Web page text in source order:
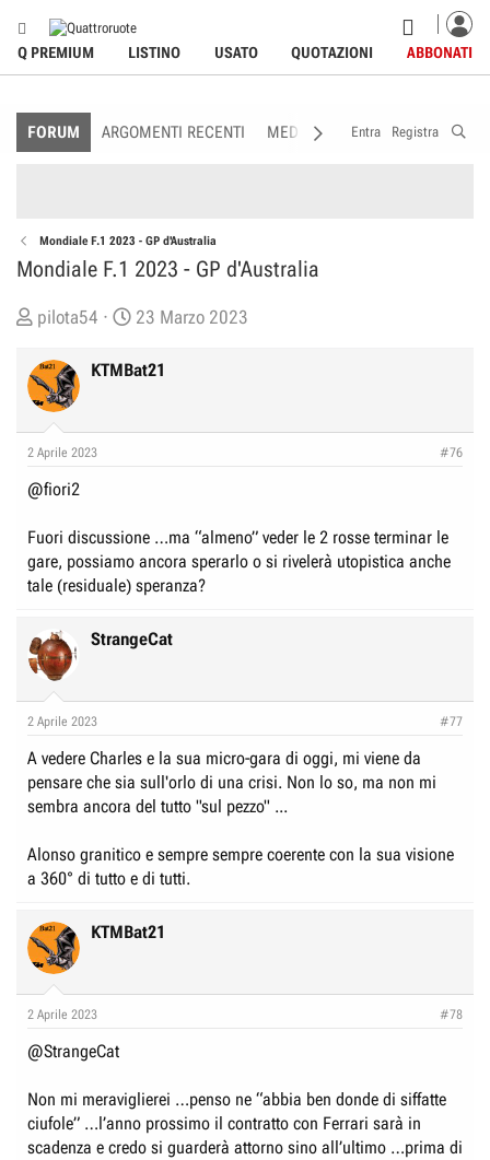
Q PREMIUM LISTINO USATO QUOTAZIONI ABBONATI
FORUM ARGOMENTI RECENTI MEDIA MEMBRI
Entra Registra
Mondiale F.1 2023 - GP d'Australia
Mondiale F.1 2023 - GP d'Australia
C
e
a
o
e
i
s
s
n
e
pilota54
D
t
z
i
23 Marzo 2023
KTMBat21
2 Aprile 2023 #76
@fiori2
Fuori discussione …ma “almeno” veder le 2 rosse terminar le
gare, possiamo ancora sperarlo o si rivelerà utopistica anche
tale (residuale) speranza?
StrangeCat
2 Aprile 2023 #77
A vedere Charles e la sua micro-gara di oggi, mi viene da
pensare che sia sull'orlo di una crisi. Non lo so, ma non mi
sembra ancora del tutto "sul pezzo" ...
Alonso granitico e sempre sempre coerente con la sua visione
a 360° di tutto e di tutti.
KTMBat21
2 Aprile 2023 #78
@StrangeCat
Non mi meraviglierei …penso ne “abbia ben donde di siffatte
ciufole” …l’anno prossimo il contratto con Ferrari sarà in
scadenza e credo si guarderà attorno sino all’ultimo …prima di